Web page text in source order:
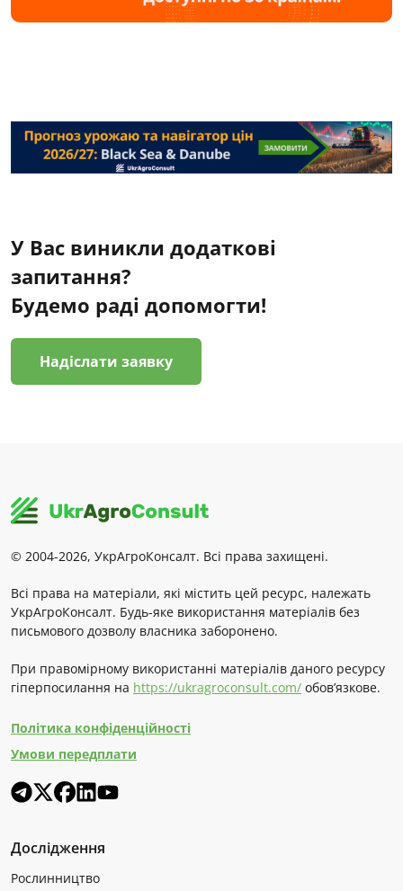
У Вас виникли додаткові
запитання?
Будемо раді допомогти!
Надіслати заявку
© 2004-2026, УкрАгроКонсалт. Всі права захищені.
Всі права на матеріали, які містить цей ресурс, належать
УкрАгроКонсалт. Будь-яке використання матеріалів без
письмового дозволу власника заборонено.
При правомірному використанні матеріалів даного ресурсу
гіперпосилання на https://ukragroconsult.com/ обов’язкове.
Політика конфіденційності
Умови передплати
Дослідження
Рослинництво